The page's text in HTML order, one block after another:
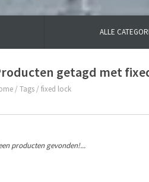
ALLE
getagd met
/ Tags / fixed lock
producten gevonden!...